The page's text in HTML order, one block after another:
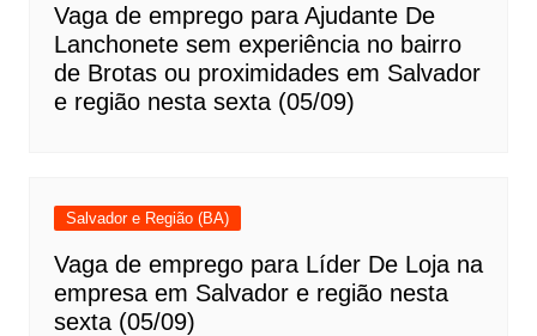
Vaga de emprego para Ajudante De
Lanchonete sem experiência no bairro
de Brotas ou proximidades em Salvador
e região nesta sexta (05/09)
Salvador e Região (BA)
Vaga de emprego para Líder De Loja na
empresa em Salvador e região nesta
sexta (05/09)